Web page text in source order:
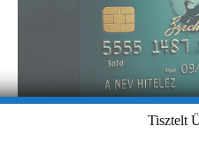
Tisztelt